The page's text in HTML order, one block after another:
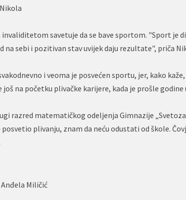
invaliditetom savetuje da se bave sportom. "Sport je
na sebi i pozitivan stav uvijek daju rezultate", priča
i veoma je posvećen sportu, jer, kako
još na početku plivačke karijere, kada je prošle godine
razred matematičkog odeljenja Gimnazije
posvetio plivanju, znam da neću odustati od škole.
Miličić